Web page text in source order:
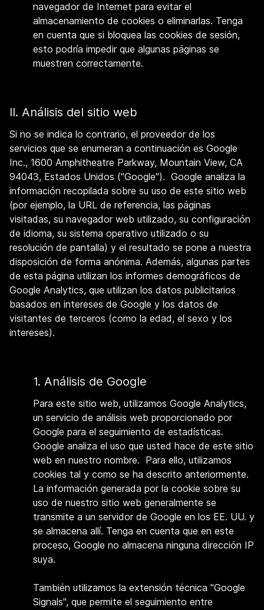
navegador de Internet para evitar el
almacenamiento de cookies o eliminarlas. Tenga
en cuenta que si bloquea las cookies de sesión,
esto podría impedir que algunas páginas se
muestren correctamente.
II. Análisis del sitio web
Si no se indica lo contrario, el proveedor de los
servicios que se enumeran a continuación es Google
Inc., 1600 Amphitheatre Parkway, Mountain View, CA
94043, Estados Unidos ("Google"). Google analiza la
información recopilada sobre su uso de este sitio web
(por ejemplo, la URL de referencia, las páginas
visitadas, su navegador web utilizado, su configuración
de idioma, su sistema operativo utilizado o su
resolución de pantalla) y el resultado se pone a nuestra
disposición de forma anónima. Además, algunas partes
de esta página utilizan los informes demográficos de
Google Analytics, que utilizan los datos publicitarios
basados en intereses de Google y los datos de
visitantes de terceros (como la edad, el sexo y los
intereses).
1. Análisis de Google
Para este sitio web, utilizamos Google Analytics,
un servicio de análisis web proporcionado por
Google para el seguimiento de estadísticas.
Google analiza el uso que usted hace de este sitio
web en nuestro nombre. Para ello, utilizamos
cookies tal y como se ha descrito anteriormente.
La información generada por la cookie sobre su
uso de nuestro sitio web generalmente se
transmite a un servidor de Google en los EE. UU. y
se almacena allí. Tenga en cuenta que en este
proceso, Google no almacena ninguna dirección IP
suya.
También utilizamos la extensión técnica "Google
Signals", que permite el seguimiento entre